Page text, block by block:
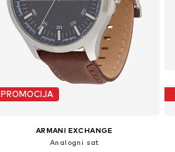
PROMOCIJA
ARMANI EXCHANGE
Analogni sat